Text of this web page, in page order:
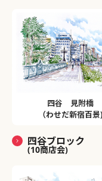
四谷 見附橋
（わせだ新宿百景)
四谷ブロック
(10商店会)